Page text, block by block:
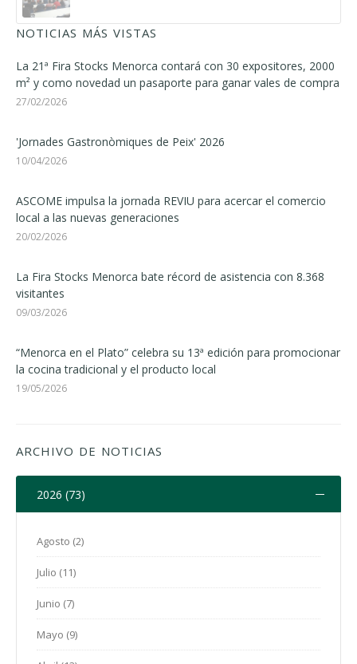
NOTICIAS MÁS VISTAS
La 21ª Fira Stocks Menorca contará con 30 expositores, 2000
m² y como novedad un pasaporte para ganar vales de compra
27/02/2026
'Jornades Gastronòmiques de Peix' 2026
10/04/2026
ASCOME impulsa la jornada REVIU para acercar el comercio
local a las nuevas generaciones
20/02/2026
La Fira Stocks Menorca bate récord de asistencia con 8.368
visitantes
09/03/2026
“Menorca en el Plato” celebra su 13ª edición para promocionar
la cocina tradicional y el producto local
19/05/2026
ARCHIVO DE NOTICIAS
2026 (73)
Agosto (2)
Julio (11)
Junio (7)
Mayo (9)